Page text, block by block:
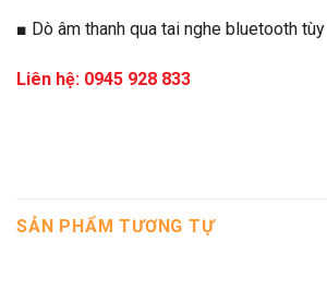
■ Dò âm thanh qua tai nghe bluetooth
Liên hệ: 0945 928 833
SẢN PHẨM TƯƠNG TỰ